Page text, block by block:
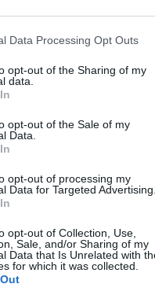
that this website/app uses one
your visit or usage behaviour.
consent to Google and its
for below specified purposes
Data Processing Opt Outs
opt-out of the Sharing of my
data.
opt-out of the Sale of my
Data.
opt-out of processing my
Data for Targeted Advertising.
opt-out of Collection, Use,
Sale, and/or Sharing of my
Data that Is Unrelated with
for which it was collected.
με περισσότερα